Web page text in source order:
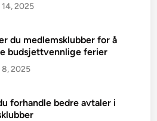
2025
du medlemsklubber for å
budsjettvennlige ferier
2025
forhandle bedre avtaler i